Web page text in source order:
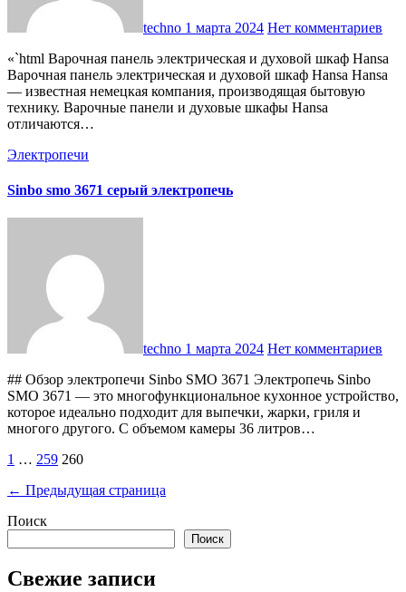
techno 1 марта 2024 Нет комментариев
«`html Варочная панель электрическая и духовой шкаф Hansa
Варочная панель электрическая и духовой шкаф Hansa Hansa
— известная немецкая компания, производящая бытовую
технику. Варочные панели и духовые шкафы Hansa
отличаются…
Электропечи
Sinbo smo 3671 серый электропечь
techno 1 марта 2024 Нет комментариев
## Обзор электропечи Sinbo SMO 3671 Электропечь Sinbo
SMO 3671 — это многофункциональное кухонное устройство,
которое идеально подходит для выпечки, жарки, гриля и
многого другого. С объемом камеры 36 литров…
Пагинация
записей
1 … 259 260
← Предыдущая страница
Поиск
Поиск
Свежие записи